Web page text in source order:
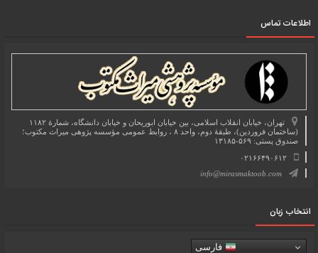
اطلاعات تماس
تهران، خیابان انقلاب اسلامی، بین خیابان ابوریحان و خیابان دانشگاه، شمارۀ ۱۱۸۲
(ساختمان فروردین)، طبقۀ دوم، واحد ۸ ، روابط عمومی مؤسسه پژوهی میراث مکتوب؛
صندوق پستی: ۵۶۹-۱۳۱۸۵
۰۲۱۶۶۴۹۰۶۱۲
info@mirasmaktoob.com
انتخاب زبان
فارسی